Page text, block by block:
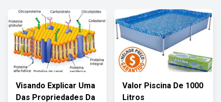
Visando Explicar Uma
Das Propriedades Da
Valor Piscina De 1000
Litros